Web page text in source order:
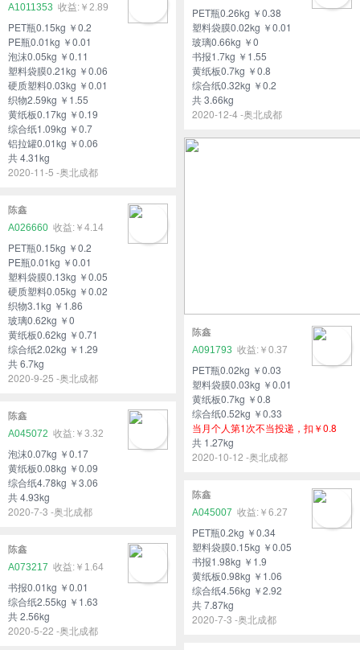
PET瓶0.26kg ￥0.38
塑料袋膜0.02kg ￥0.01
玻璃0.66kg ￥0
书报1.7kg ￥1.55
黄纸板0.7kg ￥0.8
综合纸0.32kg ￥0.2
共 3.66kg
2020-12-4 -奥北成都
A1011353
￥2.89
PET瓶0.15kg ￥0.2
PE瓶0.01kg ￥0.01
泡沫0.05kg ￥0.11
塑料袋膜0.21kg ￥0.06
硬质塑料0.03kg ￥0.01
织物2.59kg ￥1.55
黄纸板0.17kg ￥0.19
综合纸1.09kg ￥0.7
铝拉罐0.01kg ￥0.06
共 4.31kg
2020-11-5 -奥北成都
陈鑫
A091793
￥0.37
PET瓶0.02kg ￥0.03
塑料袋膜0.03kg ￥0.01
黄纸板0.7kg ￥0.8
综合纸0.52kg ￥0.33
当月个人第1次不当投递，扣￥0.8
共 1.27kg
2020-10-12 -奥北成都
陈鑫
A026660
￥4.14
PET瓶0.15kg ￥0.2
PE瓶0.01kg ￥0.01
塑料袋膜0.13kg ￥0.05
硬质塑料0.05kg ￥0.02
织物3.1kg ￥1.86
玻璃0.62kg ￥0
黄纸板0.62kg ￥0.71
综合纸2.02kg ￥1.29
共 6.7kg
2020-9-25 -奥北成都
陈鑫
A045072
￥3.32
泡沫0.07kg ￥0.17
黄纸板0.08kg ￥0.09
综合纸4.78kg ￥3.06
共 4.93kg
2020-7-3 -奥北成都
陈鑫
A045007
￥6.27
PET瓶0.2kg ￥0.34
塑料袋膜0.15kg ￥0.05
书报1.98kg ￥1.9
黄纸板0.98kg ￥1.06
综合纸4.56kg ￥2.92
共 7.87kg
2020-7-3 -奥北成都
陈鑫
A073217
￥1.64
书报0.01kg ￥0.01
综合纸2.55kg ￥1.63
共 2.56kg
2020-5-22 -奥北成都